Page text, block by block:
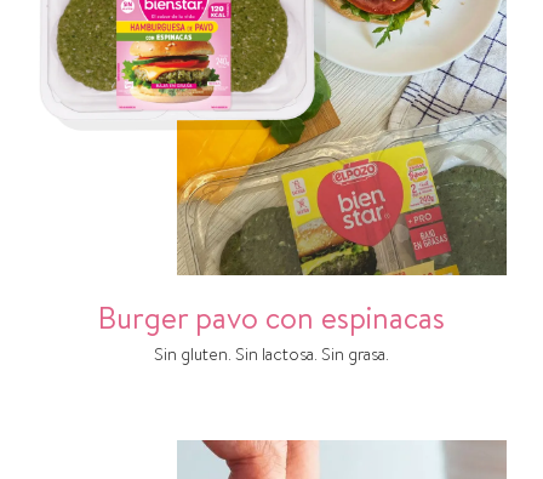
Burger pavo con espinacas
Sin gluten. Sin lactosa. Sin grasa.